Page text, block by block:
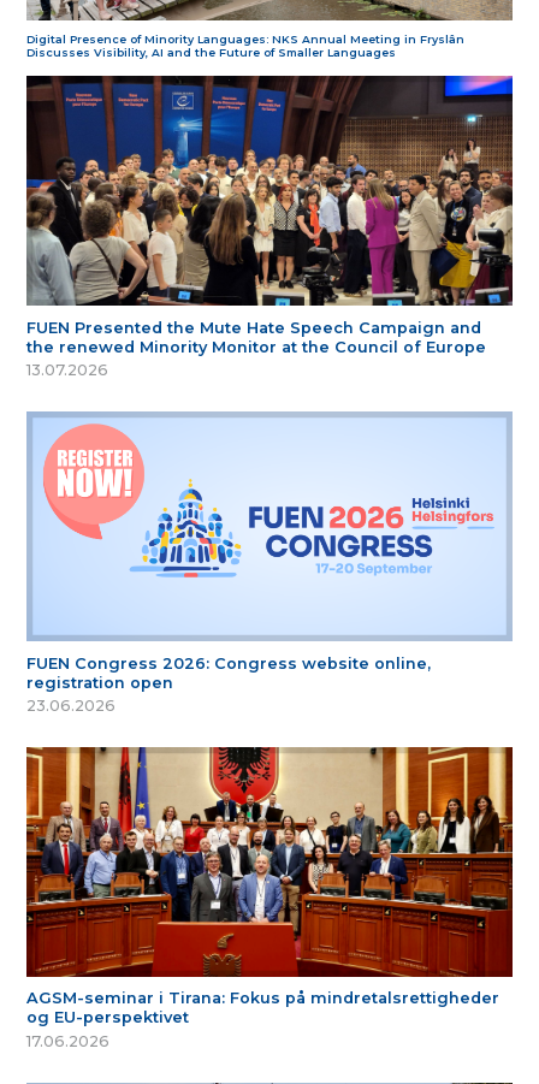
Digital Presence of Minority Languages: NKS Annual Meeting in Fryslân
Discusses Visibility, AI and the Future of Smaller Languages
FUEN Presented the Mute Hate Speech Campaign and
the renewed Minority Monitor at the Council of Europe
13.07.2026
FUEN Congress 2026: Congress website online,
registration open
23.06.2026
AGSM-seminar i Tirana: Fokus på mindretalsrettigheder
og EU-perspektivet
17.06.2026